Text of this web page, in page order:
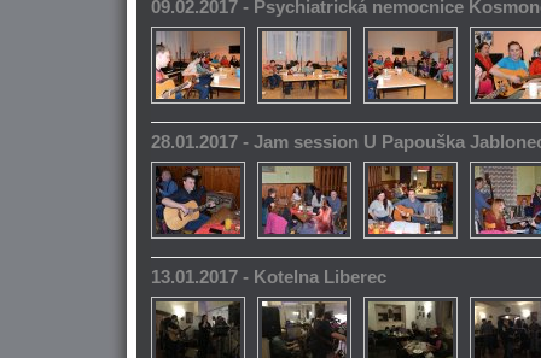
09.02.2017 - Psychiatrická nemocnice
28.01.2017 - Jam session U Papouška
13.01.2017 - Kotelna Liberec